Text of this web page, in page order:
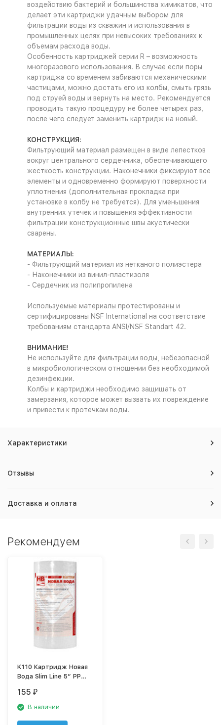
воздействию бактерий и большинства химикатов, что
делает эти картриджи удачным выбором для
фильтрации воды из скважин и использования в
промышленных целях при невысоких требованиях к
объемам расхода воды.
Особенность картриджей серии R – возможность
многоразового использования. В случае если поры
картриджа со временем забиваются механическими
частицами, можно достать его из колбы, смыть грязь
под струей воды и вернуть на место. Рекомендуется
проводить такую процедуру не более четырех раз,
после чего следует заменить картридж на новый.
КОНСТРУКЦИЯ:
Фильтрующий материал размещен в виде лепестков
вокруг центрального сердечника, обеспечивающего
жесткость конструкции. Наконечники фиксируют все
элементы и одновременно формируют поверхности
уплотнения (дополнительная прокладка при
установке в колбу не требуется). Для уменьшения
внутренних утечек и повышения эффективности
фильтрации конструкционные швы акустически
сварены.
МАТЕРИАЛЫ:
- Фильтрующий материал из нетканого полиэстера
- Наконечники из винил-пластизоля
- Сердечник из полипропилена
Используемые материалы протестированы и
сертифицированы NSF International на соответствие
требованиям стандарта ANSI/NSF Standart 42.
ВНИМАНИЕ!
Не используйте для фильтрации воды, небезопасной
в микробиологическом отношении без необходимой
дезинфекции.
Колбы и картриджи необходимо защищать от
замерзания, которое может вызвать их повреждение
и привести к протечкам воды.
Характеристики
Отзывы
Доставка и оплата
Рекомендуем
K110 Картридж Новая
Вода Slim Line 5” PP
холодной воды, 5 мкм
155 ₽
В наличии